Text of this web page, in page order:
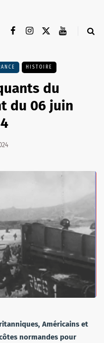
HISTOIRE
du
du 06 juin
Américains et
normandes pour